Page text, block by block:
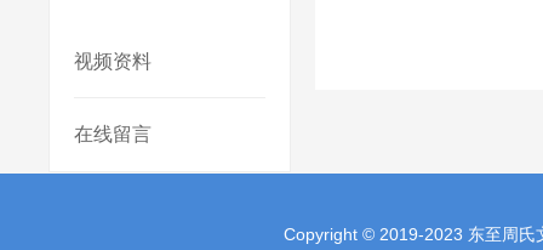
视频资料
在线留言
Copyright © 2019-2023 东至周